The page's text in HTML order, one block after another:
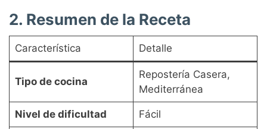
y
V
2. Resumen de la Receta
Característica Detalle
Tipo de cocina
Repostería Casera,
Mediterránea
Nivel de dificultad Fácil